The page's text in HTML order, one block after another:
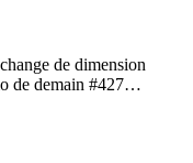
de dimension
de demain #427…